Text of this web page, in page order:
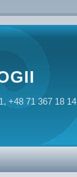
+48 71 367 18 14